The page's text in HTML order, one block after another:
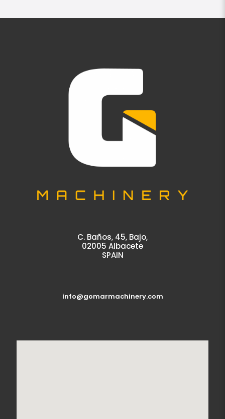
C. Baños, 45, Bajo,
02005 Albacete
SPAIN
info@gomarmachinery.com